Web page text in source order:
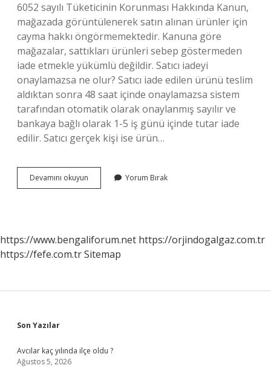
6052 sayılı Tüketicinin Korunması Hakkında Kanun,
mağazada görüntülenerek satın alınan ürünler için
cayma hakkı öngörmemektedir. Kanuna göre
mağazalar, sattıkları ürünleri sebep göstermeden
iade etmekle yükümlü değildir. Satıcı iadeyi
onaylamazsa ne olur? Satıcı iade edilen ürünü teslim
aldıktan sonra 48 saat içinde onaylamazsa sistem
tarafından otomatik olarak onaylanmış sayılır ve
bankaya bağlı olarak 1-5 iş günü içinde tutar iade
edilir. Satıcı gerçek kişi ise ürün…
Devamını okuyun
Edilen
Olur
Yorum Bırak
https://www.bengaliforum.net https://orjindogalgaz.com.tr
https://fefe.com.trSitemap
Sidebar
Son Yazılar
Avcılar kaç yılında ilçe oldu ?
Ağustos 5, 2026